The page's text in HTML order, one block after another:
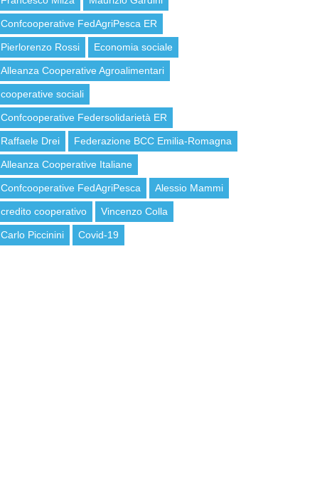
Confcooperative FedAgriPesca ER
Pierlorenzo Rossi Economia sociale
Alleanza Cooperative Agroalimentari
cooperative sociali
Confcooperative Federsolidarietà ER
Raffaele Drei Federazione BCC Emilia-Romagna
Alleanza Cooperative Italiane
Confcooperative FedAgriPesca Alessio Mammi
credito cooperativo Vincenzo Colla
Carlo Piccinini Covid-19